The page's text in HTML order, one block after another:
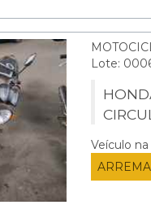
Lote:
Veículo